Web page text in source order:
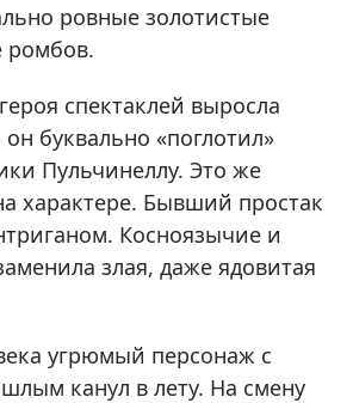
ровные золотистые
ромбов.
спектаклей выросла
буквально «поглотил»
Пульчинеллу. Это же
характере. Бывший простак
Косноязычие и
злая, даже ядовитая
угрюмый персонаж с
канул в лету. На смену